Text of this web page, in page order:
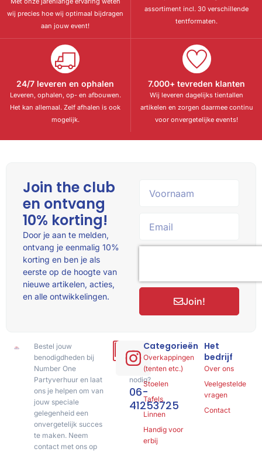
wij precies hoe wij optimaal bijdragen
aan jouw event!
assortiment incl. 30 verschillende
tentformaten.
24/7 leveren en ophalen
Leveren, ophalen, op- en afbouwen.
Het kan allemaal. Zelf afhalen is ook
mogelijk.
7.000+ tevreden klanten
Wij leveren dagelijks tientallen
artikelen en zorgen daarmee continu
voor onvergetelijke events!
Bestel jouw
benodigdheden bij
Number One
Partyverhuur en laat
ons je helpen om van
jouw speciale
gelegenheid een
onvergetelijk succes
te maken. Neem
contact met ons op
Hulp
of
advies
nodig?
06-
41253725
Categorieën
Overkappingen
(tenten etc.)
Stoelen
Tafels
Linnen
Handig voor
erbij
Het
bedrijf
Over ons
Veelgestelde
vragen
Contact
Join the club
en ontvang
10% korting!
Door je aan te melden,
ontvang je eenmalig 10%
korting en ben je als
eerste op de hoogte van
nieuwe artikelen, acties,
en alle ontwikkelingen.
Join!